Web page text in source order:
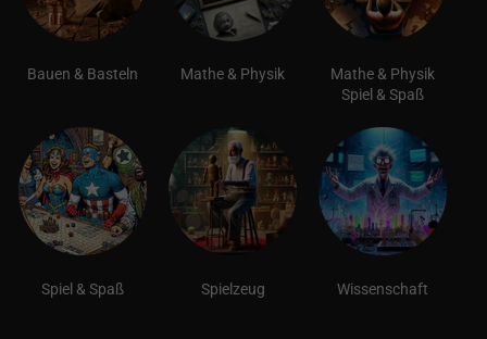
Bauen & Basteln Mathe & Physik
Mathe & Physik
Spiel & Spaß
Spiel & Spaß Spielzeug Wissenschaft